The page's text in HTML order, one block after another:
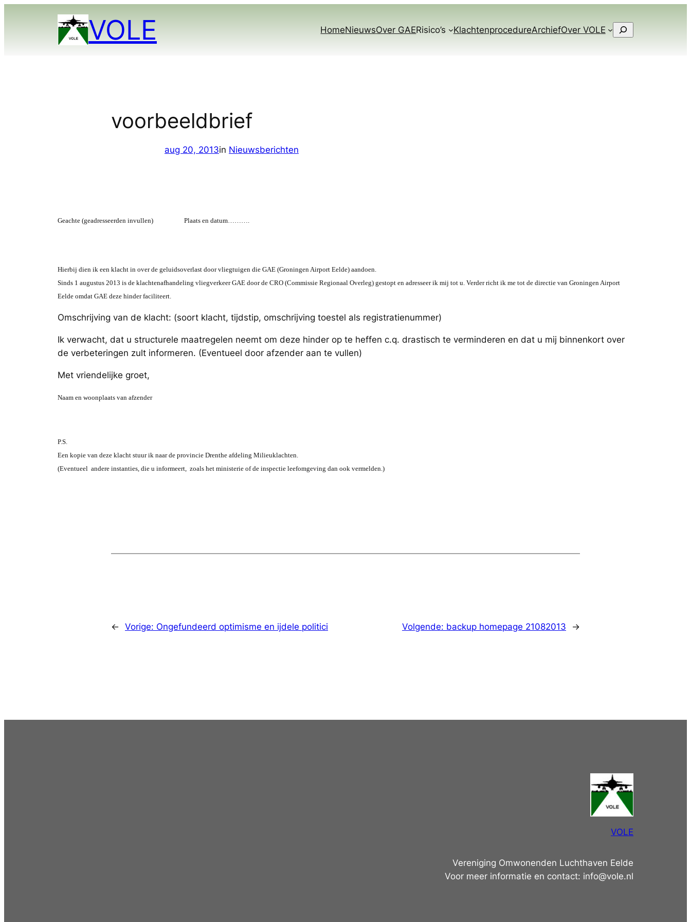
VOLE HomeNieuwsOver GAERisico’s KlachtenprocedureArchiefOver VOLE Zoeken
voorbeeldbrief
aug 20, 2013in Nieuwsberichten
Geachte (geadresseerden invullen) Plaats en datum……….
Hierbij dien ik een klacht in over de geluidsoverlast door vliegtuigen die GAE (Groningen Airport Eelde) aandoen.
Sinds 1 augustus 2013 is de klachtenafhandeling vliegverkeer GAE door de CRO (Commissie Regionaal Overleg) gestopt en adresseer ik mij tot u. Verder richt ik me tot de directie van Groningen Airport
Eelde omdat GAE deze hinder faciliteert.
Omschrijving van de klacht: (soort klacht, tijdstip, omschrijving toestel als registratienummer)
Ik verwacht, dat u structurele maatregelen neemt om deze hinder op te heffen c.q. drastisch te verminderen en dat u mij binnenkort over
de verbeteringen zult informeren. (Eventueel door afzender aan te vullen)
Met vriendelijke groet,
Naam en woonplaats van afzender
P.S.
Een kopie van deze klacht stuur ik naar de provincie Drenthe afdeling Milieuklachten.
(Eventueel andere instanties, die u informeert, zoals het ministerie of de inspectie leefomgeving dan ook vermelden.)
← Vorige: Ongefundeerd optimisme en ijdele politici Volgende: backup homepage 21082013 →
VOLE
Vereniging Omwonenden Luchthaven Eelde
Voor meer informatie en contact: info@vole.nl